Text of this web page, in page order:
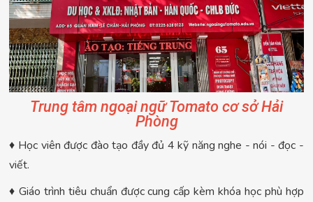
Trung tâm ngoại ngữ Tomato cơ sở Hải
Phòng
♦ Học viên được đào tạo đầy đủ 4 kỹ năng nghe - nói - đọc -
viết.
♦ Giáo trình tiêu chuẩn được cung cấp kèm khóa học phù hợp